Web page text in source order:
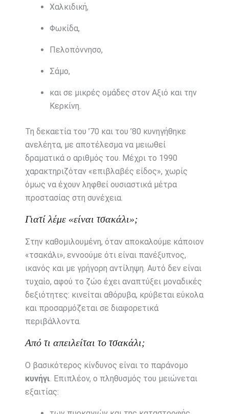
Χαλκιδική,
Φωκίδα,
Πελοπόννησο,
Σάμο,
και σε μικρές ομάδες στον Αξιό και την
Κερκίνη.
Τη δεκαετία του ’70 και του ’80 κυνηγήθηκε
ανελέητα, με αποτέλεσμα να μειωθεί
δραματικά ο αριθμός του. Μέχρι το 1990
χαρακτηριζόταν «επιβλαβές είδος», χωρίς
όμως να έχουν ληφθεί ουσιαστικά μέτρα
προστασίας στη συνέχεια.
Γιατί λέμε «είναι τσακάλι»;
Στην καθομιλουμένη, όταν αποκαλούμε κάποιον
«τσακάλι», εννοούμε ότι είναι πανέξυπνος,
ικανός και με γρήγορη αντίληψη. Αυτό δεν είναι
τυχαίο, αφού το ζώο έχει αναπτύξει μοναδικές
δεξιότητες: κινείται αθόρυβα, κρύβεται εύκολα
και προσαρμόζεται σε διαφορετικά
περιβάλλοντα.
Από τι απειλείται το τσακάλι;
Ο βασικότερος κίνδυνος είναι το παράνομο
κυνήγι. Επιπλέον, ο πληθυσμός του μειώνεται
εξαιτίας: